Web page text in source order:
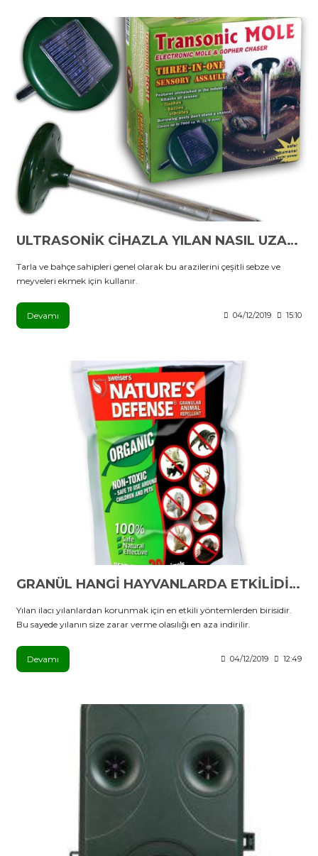
ULTRASONİK CİHAZLA YILAN NASIL UZAKLAŞTIRILIR?
Tarla ve bahçe sahipleri genel olarak bu arazilerini çeşitli sebze ve
meyveleri ekmek için kullanır.
Devamı 04/12/2019 15:10
GRANÜL HANGİ HAYVANLARDA ETKİLİDİR?
Yılan ilacı yılanlardan korunmak için en etkili yöntemlerden birisidir.
Bu sayede yılanın size zarar verme olasılığı en aza indirilir.
Devamı 04/12/2019 12:49